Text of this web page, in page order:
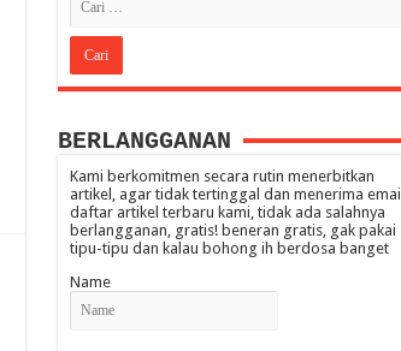
BERLANGGANAN
Kami berkomitmen secara rutin menerbitkan
artikel, agar tidak tertinggal dan menerima email
daftar artikel terbaru kami, tidak ada salahnya
berlangganan, gratis! beneran gratis, gak pakai
tipu-tipu dan kalau bohong ih berdosa banget
Name